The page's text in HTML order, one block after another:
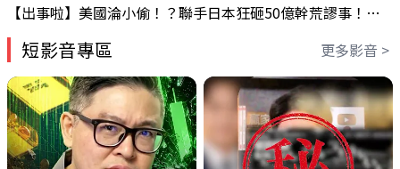
【出事啦】美國淪小偷！？聯手日本狂砸50億幹荒謬事！美元急殺黃金噴發，外資準備血洗台股！？｜ Mr.永年 李｜ 盤後講股 Mr.永年 李 2026 / 08 / 06
短影音專區 更多影音 >